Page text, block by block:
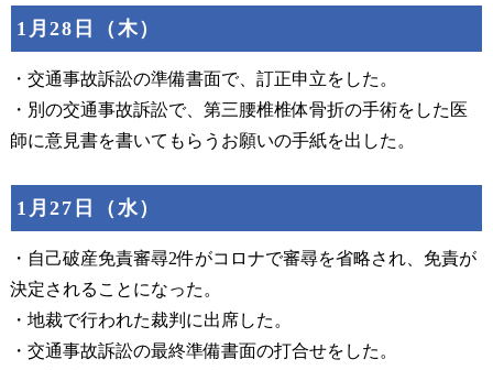
1月28日（木）
・交通事故訴訟の準備書面で、訂正申立をした。
・別の交通事故訴訟で、第三腰椎椎体骨折の手術をした医
師に意見書を書いてもらうお願いの手紙を出した。
1月27日（水）
・自己破産免責審尋2件がコロナで審尋を省略され、免責が
決定されることになった。
・地裁で行われた裁判に出席した。
・交通事故訴訟の最終準備書面の打合せをした。